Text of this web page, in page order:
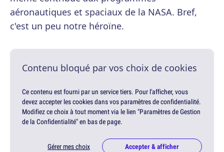
aéronautiques et spaciaux de la NASA. Bref,
c'est un peu notre héroïne.
Contenu bloqué par vos choix de cookies
Ce contenu est fourni par un service tiers. Pour l'afficher, vous
devez accepter les cookies dans vos paramètres de confidentialité.
Modifiez ce choix à tout moment via le lien "Paramètres de Gestion
de la Confidentialité" en bas de page.
Gérer mes choix Accepter & afficher